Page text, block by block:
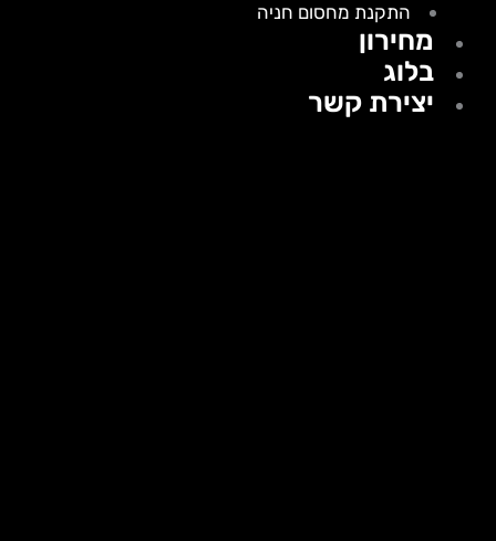
התקנת מחסום חניה
מחירון
בלוג
יצירת קשר